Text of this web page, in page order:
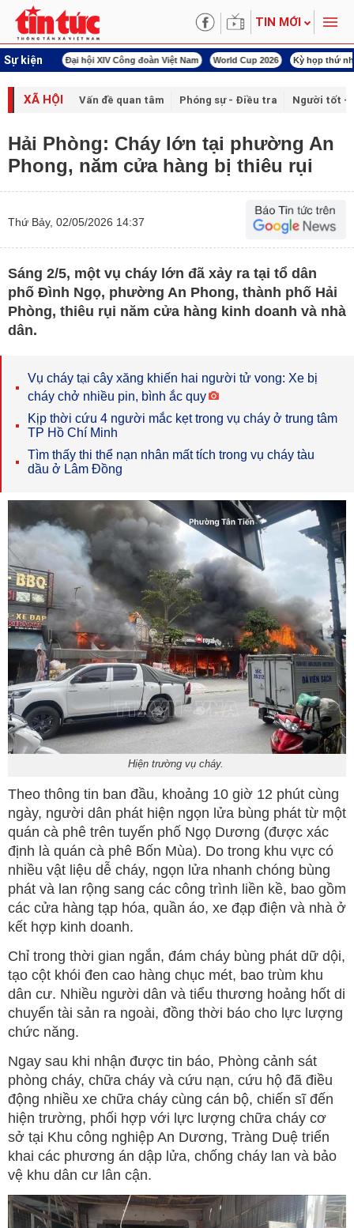
TIN MỚI
Sự kiện
ngày đêm Đại hội XIV Công đoàn Việt Nam World Cup 2026 Kỳ họp thứ
XÃ HỘI Vấn đề quan tâm Phóng sự - Điều tra Người tốt -
Hải Phòng: Cháy lớn tại phường An
Phong, năm cửa hàng bị thiêu rụi
Thứ Bảy, 02/05/2026 14:37
Sáng 2/5, một vụ cháy lớn đã xảy ra tại tổ dân
phố Đình Ngọ, phường An Phong, thành phố Hải
Phòng, thiêu rụi năm cửa hàng kinh doanh và nhà
dân.
Vụ cháy tại cây xăng khiến hai người tử vong: Xe bị
cháy chở nhiều pin, bình ắc quy
Kịp thời cứu 4 người mắc kẹt trong vụ cháy ở trung tâm
TP Hồ Chí Minh
Tìm thấy thi thể nạn nhân mất tích trong vụ cháy tàu
dầu ở Lâm Đồng
Hiện trường vụ cháy.
Theo thông tin ban đầu, khoảng 10 giờ 12 phút cùng
ngày, người dân phát hiện ngọn lửa bùng phát từ một
quán cà phê trên tuyến phố Ngọ Dương (được xác
định là quán cà phê Bốn Mùa). Do trong khu vực có
nhiều vật liệu dễ cháy, ngọn lửa nhanh chóng bùng
phát và lan rộng sang các công trình liền kề, bao gồm
các cửa hàng tạp hóa, quần áo, xe đạp điện và nhà ở
kết hợp kinh doanh.
Chỉ trong thời gian ngắn, đám cháy bùng phát dữ dội,
tạo cột khói đen cao hàng chục mét, bao trùm khu
dân cư. Nhiều người dân và tiểu thương hoảng hốt di
chuyển tài sản ra ngoài, đồng thời báo cho lực lượng
chức năng.
Ngay sau khi nhận được tin báo, Phòng cảnh sát
phòng cháy, chữa cháy và cứu nạn, cứu hộ đã điều
động nhiều xe chữa cháy cùng cán bộ, chiến sĩ đến
hiện trường, phối hợp với lực lượng chữa cháy cơ
sở tại Khu công nghiệp An Dương, Tràng Duệ triển
khai các phương án dập lửa, chống cháy lan và bảo
vệ khu dân cư lân cận.